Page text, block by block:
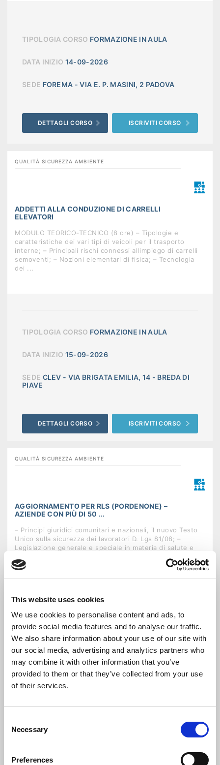
This website uses cookies
We use cookies to personalise content and ads, to
provide social media features and to analyse our traffic.
We also share information about your use of our site with
our social media, advertising and analytics partners who
may combine it with other information that you’ve
provided to them or that they’ve collected from your use
of their services.
Selection
Necessary
Preferences
TIPOLOGIA CORSO FORMAZIONE IN AULA
DATA INIZIO 14-09-2026
SEDE FOREMA - VIA E. P. MASINI, 2 PADOVA
DETTAGLI CORSO ISCRIVITI CORSO
QUALITÀ SICUREZZA AMBIENTE
ADDETTI ALLA CONDUZIONE DI CARRELLI
ELEVATORI
MODULO TEORICO-TECNICO (8 ore) – Tipologie e
caratteristiche dei vari tipi di veicoli per il trasporto
interne; – Principali rischi connessi allimpiego di carrelli
semoventi; – Nozioni elementari di fisica; – Tecnologia
dei ...
TIPOLOGIA CORSO FORMAZIONE IN AULA
DATA INIZIO 15-09-2026
SEDE CLEV - VIA BRIGATA EMILIA, 14 - BREDA DI
PIAVE
DETTAGLI CORSO ISCRIVITI CORSO
QUALITÀ SICUREZZA AMBIENTE
AGGIORNAMENTO PER RLS (PORDENONE) –
AZIENDE CON PIÙ DI 50 ...
– Principi giuridici comunitari e nazionali, il nuovo Testo
Unico sulla sicurezza dei lavoratori D. Lgs 81/08; –
Legislazione generale e speciale in materia di salute e
TIPOLOGIA CORSOFORMAZIONE IN AULA
DATA INIZIO15-09-2026
SEDE UNISEF PN - PIAZZETTA DEL PORTELLO, 2
PORDENONE